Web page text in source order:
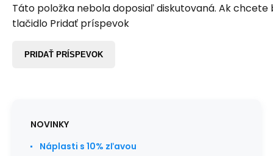
Táto položka nebola doposiaľ diskutovaná. Ak chcete
tlačidlo Pridať príspevok
PRIDAŤ PRÍSPEVOK
NOVINKY
Náplasti s 10% zľavou